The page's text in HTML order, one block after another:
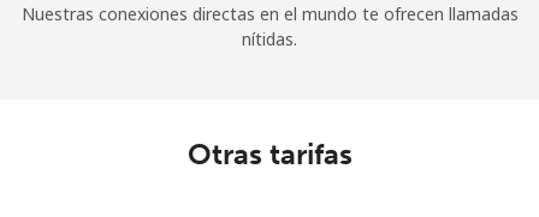
Nuestras conexiones directas en el mundo te ofrecen llamadas
nítidas.
Otras tarifas